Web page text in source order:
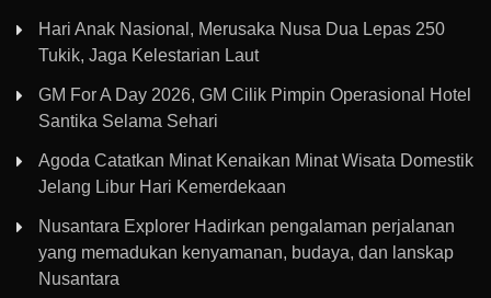
Hari Anak Nasional, Merusaka Nusa Dua Lepas 250
Tukik, Jaga Kelestarian Laut
GM For A Day 2026, GM Cilik Pimpin Operasional Hotel
Santika Selama Sehari
Agoda Catatkan Minat Kenaikan Minat Wisata Domestik
Jelang Libur Hari Kemerdekaan
Nusantara Explorer Hadirkan pengalaman perjalanan
yang memadukan kenyamanan, budaya, dan lanskap
Nusantara